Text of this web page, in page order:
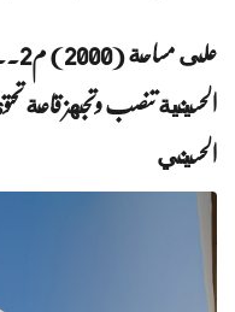
الحسينية تنصب وتجهز
الحسيني